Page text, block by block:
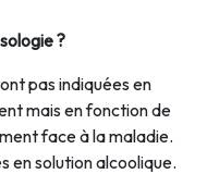
?
pas indiquées en
mais en fonction de
face à la maladie.
en solution alcoolique.